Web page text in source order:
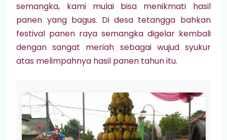
semangka, kami mulai bisa menikmati hasil
panen yang bagus. Di desa tetangga bahkan
festival panen raya semangka digelar kembali
dengan sangat meriah sebagai wujud syukur
atas melimpahnya hasil panen tahun itu.